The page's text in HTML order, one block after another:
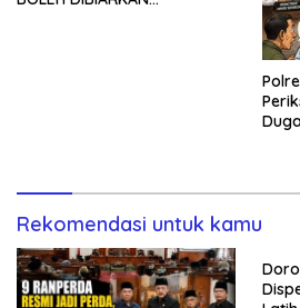
Rekomendasi untuk kamu